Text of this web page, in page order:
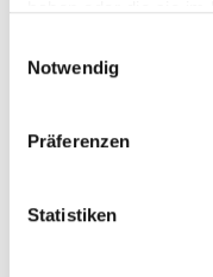
Notwendig
Präferenzen
Statistiken
905583